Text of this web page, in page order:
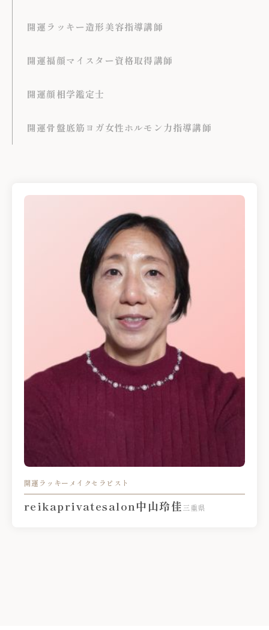
開運ラッキー造形美容指導講師
開運福顔マイスター資格取得講師
開運顔相学鑑定士
開運骨盤底筋ヨガ女性ホルモン力指導講師
開運ラッキーメイクセラピスト
reikaprivatesalon中山玲佳 三重県